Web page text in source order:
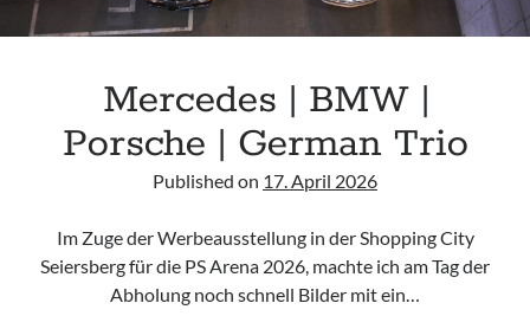
Mercedes | BMW |
Porsche | German Trio
Published on 17. April 2026
Im Zuge der Werbeausstellung in der Shopping City
Seiersberg für die PS Arena 2026, machte ich am Tag der
Abholung noch schnell Bilder mit ein…